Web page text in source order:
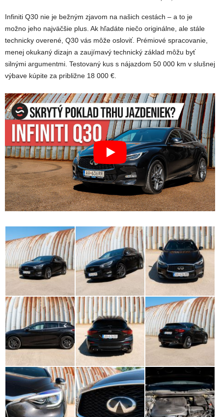
Infiniti Q30 nie je bežným zjavom na našich cestách – a to je
možno jeho najväčšie plus. Ak hľadáte niečo originálne, ale stále
technicky overené, Q30 vás môže osloviť. Prémiové spracovanie,
menej okukaný dizajn a zaujímavý technický základ môžu byť
silnými argumentmi. Testovaný kus s nájazdom 50 000 km v slušnej
výbave kúpite za približne 18 000 €.